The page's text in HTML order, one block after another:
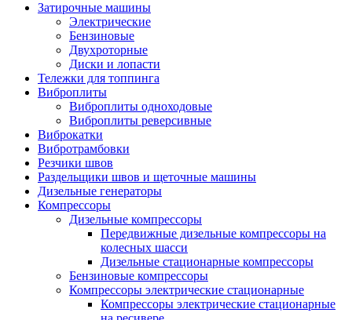
Затирочные машины
Электрические
Бензиновые
Двухроторные
Диски и лопасти
Тележки для топпинга
Виброплиты
Виброплиты одноходовые
Виброплиты реверсивные
Виброкатки
Вибротрамбовки
Резчики швов
Раздельщики швов и щеточные машины
Дизельные генераторы
Компрессоры
Дизельные компрессоры
Передвижные дизельные компрессоры на
колесных шасси
Дизельные стационарные компрессоры
Бензиновые компрессоры
Компрессоры электрические стационарные
Компрессоры электрические стационарные